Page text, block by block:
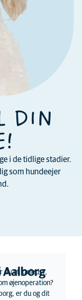
DIN
i de tidlige stadier.
som hundeejer
Aalborg
du et kæledyr,
øjenoperation?
er du og dit